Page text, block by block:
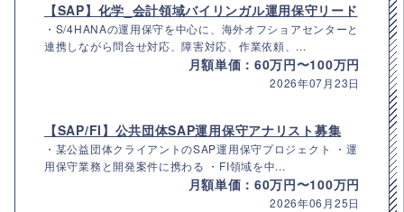
【SAP】化学_会計領域バイリンガル運用保守リード
・S/4HANAの運用保守を中心に、海外オフショアセンターと
連携しながら問合せ対応、障害対応、作業依頼、...
月額単価：60万円〜100万円
2026年07月23日
【SAP/FI】公共団体SAP運用保守アナリスト募集
・某公益団体クライアントのSAP運用保守プロジェクト ・運
用保守業務と開発案件に携わる ・FI領域を中...
月額単価：60万円〜100万円
2026年06月25日